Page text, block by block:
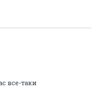
все-таки